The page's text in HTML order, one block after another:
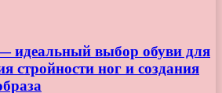
идеальный выбор обуви для
стройности ног и создания